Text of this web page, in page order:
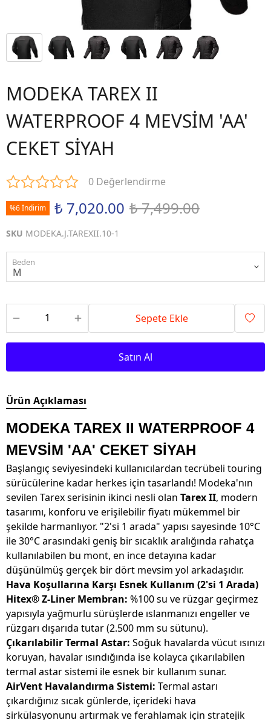
MODEKA TAREX II
WATERPROOF 4 MEVSİM 'AA'
CEKET SİYAH
0 Değerlendirme
%6 İndirim ₺ 7,020.00 ₺ 7,499.00
SKU MODEKA.J.TAREXII.10-1
Beden
Sepete Ekle
Satın Al
Ürün Açıklaması
MODEKA TAREX II WATERPROOF 4
MEVSİM 'AA' CEKET SİYAH
Başlangıç seviyesindeki kullanıcılardan tecrübeli touring
sürücülerine kadar herkes için tasarlandı! Modeka'nın
sevilen Tarex serisinin ikinci nesli olan Tarex II, modern
tasarımı, konforu ve erişilebilir fiyatı mükemmel bir
şekilde harmanlıyor. "2'si 1 arada" yapısı sayesinde 10°C
ile 30°C arasındaki geniş bir sıcaklık aralığında rahatça
kullanılabilen bu mont, en ince detayına kadar
düşünülmüş gerçek bir dört mevsim yol arkadaşıdır.
Hava Koşullarına Karşı Esnek Kullanım (2'si 1 Arada)
Hitex® Z-Liner Membran: %100 su ve rüzgar geçirmez
yapısıyla yağmurlu sürüşlerde ıslanmanızı engeller ve
rüzgarı dışarıda tutar (2.500 mm su sütunu).
Çıkarılabilir Termal Astar: Soğuk havalarda vücut ısınızı
koruyan, havalar ısındığında ise kolayca çıkarılabilen
termal astar sistemi ile esnek bir kullanım sunar.
AirVent Havalandırma Sistemi: Termal astarı
çıkardığınız sıcak günlerde, içerideki hava
sirkülasyonunu artırmak ve ferahlamak için stratejik